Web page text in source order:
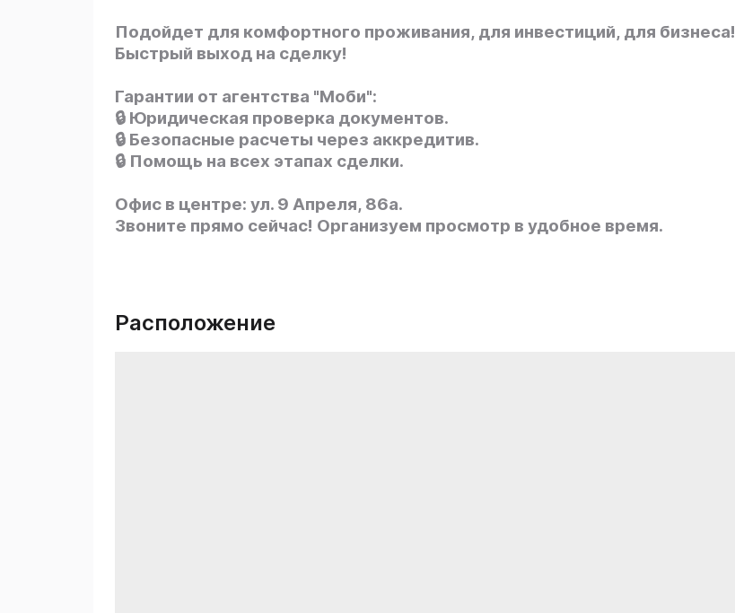
Подойдет для комфортного проживания, для инвестиций, для бизнеса!
Быстрый выход на сделку!
Гарантии от агентства "Моби":
🔒 Юридическая проверка документов.
🔒 Безопасные расчеты через аккредитив.
🔒 Помощь на всех этапах сделки.
Офис в центре: ул. 9 Апреля, 86а.
Звоните прямо сейчас! Организуем просмотр в удобное время.
Расположение